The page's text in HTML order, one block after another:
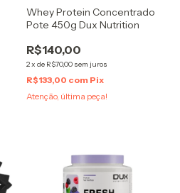
Whey Protein Concentrado
Pote 450g Dux Nutrition
R$140,00
2x de R$70,00 sem juros
R$133,00 com Pix
Atenção, última peça!